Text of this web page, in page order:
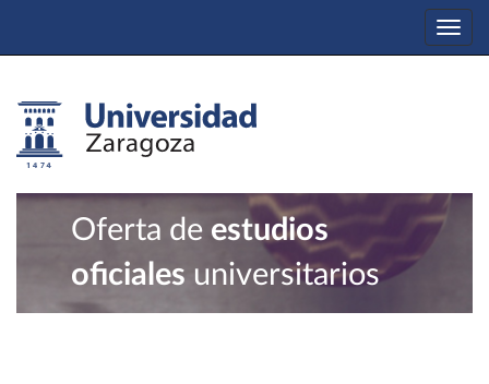
Oferta de estudios
oficiales universitarios